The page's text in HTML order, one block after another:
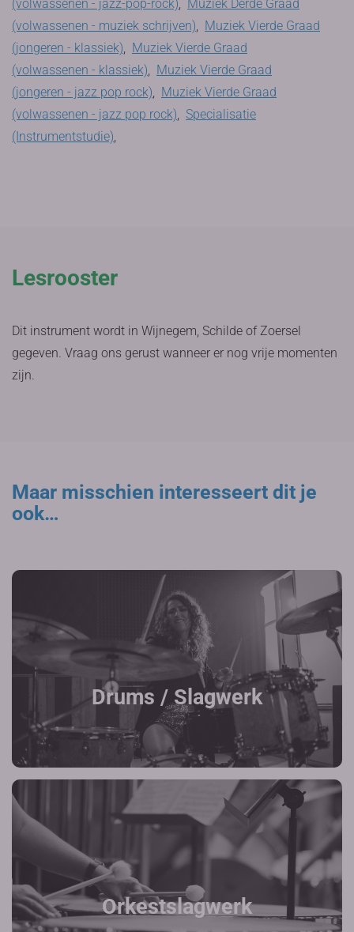
(volwassenen - jazz-pop-rock), Muziek Derde Graad
(volwassenen - muziek schrijven), Muziek Vierde Graad
(jongeren - klassiek), Muziek Vierde Graad
(volwassenen - klassiek), Muziek Vierde Graad
(jongeren - jazz pop rock), Muziek Vierde Graad
(volwassenen - jazz pop rock), Specialisatie
(Instrumentstudie),
Lesrooster
Dit instrument wordt in Wijnegem, Schilde of Zoersel
gegeven. Vraag ons gerust wanneer er nog vrije momenten
zijn.
Maar misschien interesseert dit je
ook…
Drums / Slagwerk
Orkestslagwerk